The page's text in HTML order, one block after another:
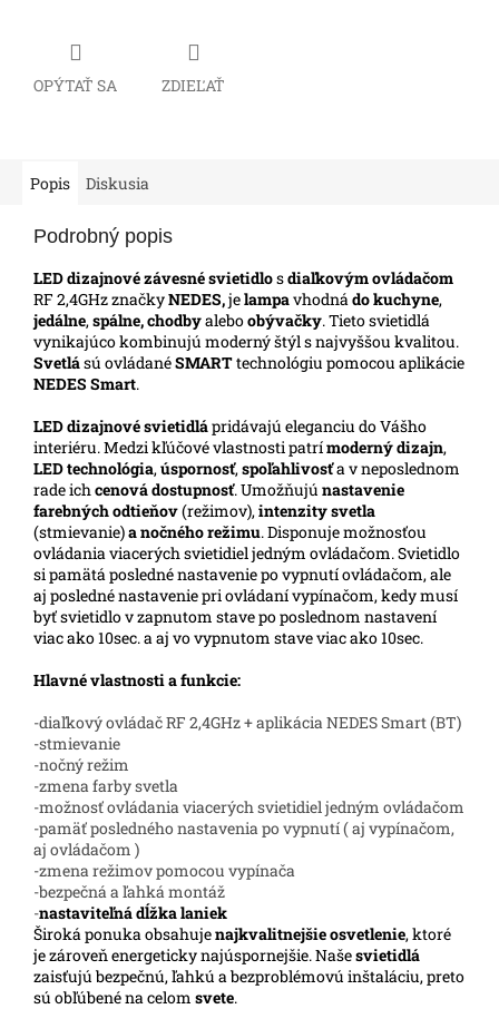
OPÝTAŤ SA ZDIEĽAŤ
Popis Diskusia
Podrobný popis
LED dizajnové závesné svietidlosdiaľkovým ovládačom
RF 2,4GHz značkyNEDES,jelampavhodnádo kuchyne,
jedálne,spálne, chodbyaleboobývačky. Tieto svietidlá
vynikajúco kombinujú moderný štýl s najvyššou kvalitou.
Svetlású ovládanéSMARTtechnológiu pomocou aplikácie
NEDES Smart.
LEDdizajnové svietidlápridávajú eleganciu do Vášho
interiéru. Medzi kľúčové vlastnosti patrímoderný dizajn,
LED technológia,úspornosť,spoľahlivosťa v neposlednom
rade ichcenová dostupnosť. Umožňujú nastavenie
farebných odtieňov(režimov),intenzity svetla
(stmievanie)a nočného režimu. Disponuje možnosťou
ovládania viacerých svietidiel jedným ovládačom. Svietidlo
si pamätá posledné nastavenie po vypnutí ovládačom, ale
aj posledné nastavenie pri ovládaní vypínačom, kedy musí
byť svietidlo v zapnutom stave po poslednom nastavení
viac ako 10sec. a aj vo vypnutom stave viac ako 10sec.
Hlavné vlastnosti a funkcie:
-diaľkový ovládač RF 2,4GHz + aplikácia NEDES Smart (BT)
-stmievanie
-nočný režim
-zmena farby svetla
-možnosť ovládania viacerých svietidiel jedným ovládačom
-pamäť posledného nastavenia po vypnutí ( aj vypínačom,
aj ovládačom )
-zmena režimov pomocou vypínača
-bezpečná a ľahká montáž
-nastaviteľná dĺžka laniek
Široká ponuka obsahujenajkvalitnejšie osvetlenie, ktoré
je zároveň energeticky najúspornejšie. Našesvietidlá
zaisťujú bezpečnú, ľahkú a bezproblémovú inštaláciu, preto
sú obľúbené na celom svete.